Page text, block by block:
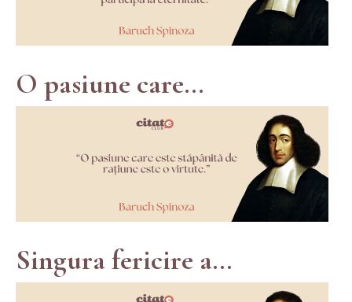
O pasiune care...
Singura fericire a...